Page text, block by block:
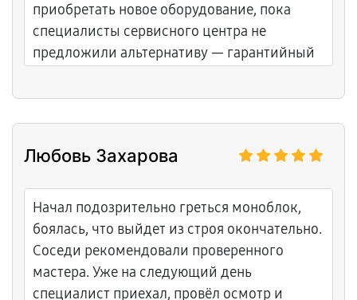
приобретать новое оборудование, пока
специалисты сервисного центра не
предложили альтернативу — гарантийный
произвели операцию, и сервер снова встал
Любовь Захарова
Начал подозрительно греться моноблок,
боялась, что выйдет из строя окончательно.
Соседи рекомендовали проверенного
мастера. Уже на следующий день
специалист приехал, провёл осмотр и